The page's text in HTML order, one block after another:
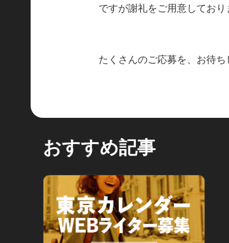
ですが謝礼をご用意しており
たくさんのご応募を、お待ち
おすすめ記事